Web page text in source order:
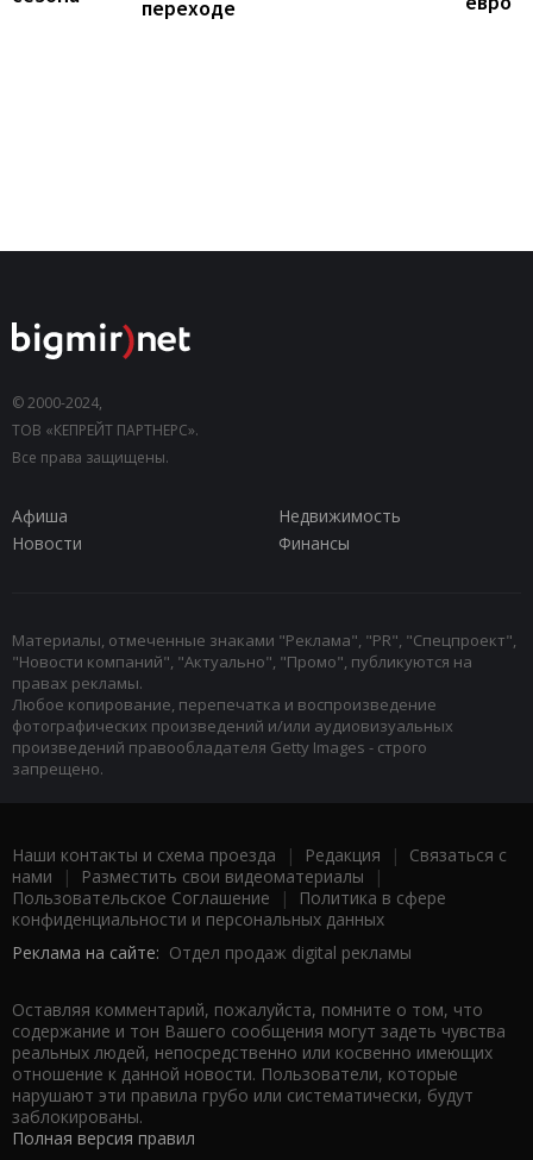
переходе
© 2000-2024,
ТОВ «КЕПРЕЙТ ПАРТНЕРС».
Все права защищены.
Афиша
Недвижимость
Новости
Финансы
Материалы, отмеченные знаками "Реклама", "PR", "Спецпроект",
"Новости компаний", "Актуально", "Промо", публикуются на
правах рекламы.
Любое копирование, перепечатка и воспроизведение
фотографических произведений и/или аудиовизуальных
произведений правообладателя Getty Images - строго
запрещено.
Наши контакты и схема проезда | Редакция | Связаться с
нами | Разместить свои видеоматериалы |
Пользовательское Соглашение |
Политика в сфере
конфиденциальности и персональных данных
Реклама на сайте: Отдел продаж digital рекламы
Оставляя комментарий, пожалуйста, помните о том, что
содержание и тон Вашего сообщения могут задеть чувства
реальных людей, непосредственно или косвенно имеющих
отношение к данной новости. Пользователи, которые
нарушают эти правила грубо или систематически, будут
заблокированы.
Полная версия правил